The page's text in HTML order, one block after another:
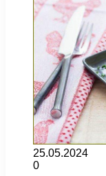
25.05.2024
0